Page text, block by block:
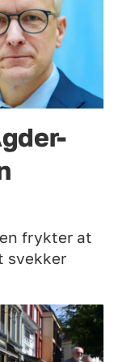
frykter at
svekker